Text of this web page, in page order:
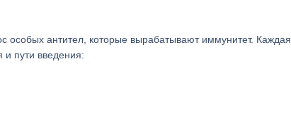
особых антител, которые вырабатывают иммунитет. Каждая
и пути введения: